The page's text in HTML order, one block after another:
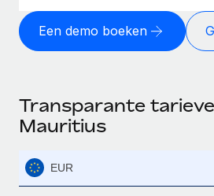
Een demo boeken
Transparante
Mauritius
EUR